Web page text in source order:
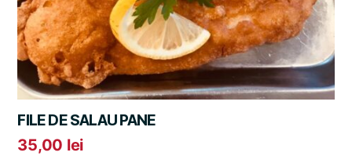
FILE DE SALAU PANE
35,00 lei